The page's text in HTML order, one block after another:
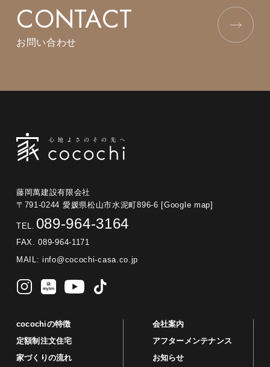
CONTACT
お問い合わせ
藤岡萬建設有限会社
〒791-0244 愛媛県松山市水泥町896-6
[Google map]
TEL. 089-964-3164
FAX. 089-964-1171
MAIL: info@cocochi-casa.co.jp
cocochiの特徴
定額制注文住宅
家づくりの流れ
会社案内
アフターメンテナンス
お知らせ